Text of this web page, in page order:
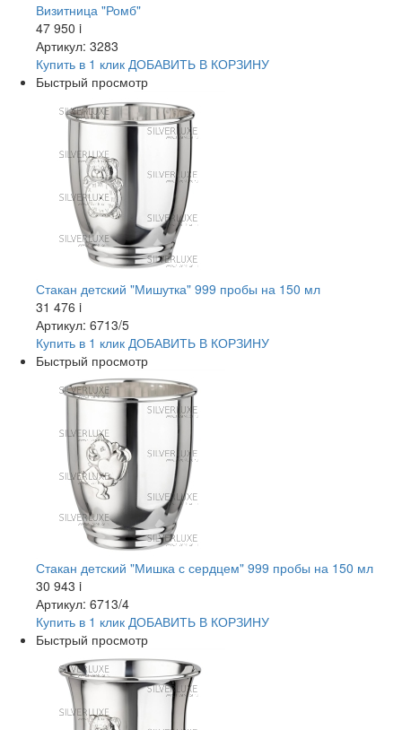
Визитница "Ромб"
47 950 i
Артикул: 3283
Купить в 1 клик ДОБАВИТЬ В КОРЗИНУ
Быстрый просмотр
Стакан детский "Мишутка" 999 пробы на 150 мл
31 476 i
Артикул: 6713/5
Купить в 1 клик ДОБАВИТЬ В КОРЗИНУ
Быстрый просмотр
Стакан детский "Мишка с сердцем" 999 пробы на 150 мл
30 943 i
Артикул: 6713/4
Купить в 1 клик ДОБАВИТЬ В КОРЗИНУ
Быстрый просмотр